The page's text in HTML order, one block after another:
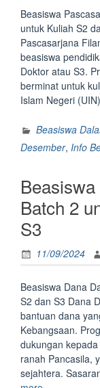
Beasiswa
untuk Kuliah S2
Pascasarjana
beasiswa
Doktor atau S3.
berminat untuk
Islam Negeri
Beasiswa
Desember, Info
Batch 2
S3
11/09/2024
Beasiswa Dana
S2 dan S3 Dana
bantuan dana
Kebangsaan.
dukungan
ranah Pancasila,
sejahtera.